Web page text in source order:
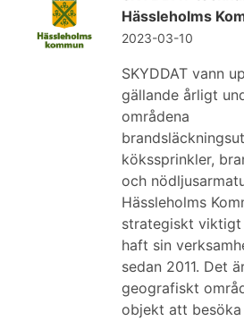
Hässleholms
2023-03-10
SKYDDAT vann
gällande årligt
områdena
kökssprinkler,
och
Hässleholms
strategiskt viktigt
haft sin
sedan 2011. Det
geografiskt
objekt att